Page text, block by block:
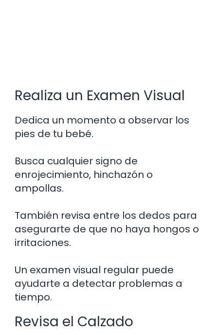
Realiza un Examen Visual
Dedica un momento a observar los
pies de tu bebé.
Busca cualquier signo de
enrojecimiento, hinchazón o
ampollas.
También revisa entre los dedos para
asegurarte de que no haya hongos o
irritaciones.
Un examen visual regular puede
ayudarte a detectar problemas a
tiempo.
Revisa el Calzado